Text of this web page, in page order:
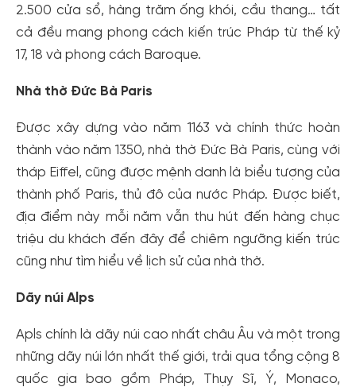
2.500 cửa sổ, hàng trăm ống khói, cầu thang… tất
cả đều mang phong cách kiến trúc Pháp từ thế kỷ
17, 18 và phong cách Baroque.
Nhà thờ Đức Bà Paris
Được xây dựng vào năm 1163 và chính thức hoàn
thành vào năm 1350, nhà thờ Đức Bà Paris, cùng với
tháp Eiffel, cũng được mệnh danh là biểu tượng của
thành phố Paris, thủ đô của nước Pháp. Được biết,
địa điểm này mỗi năm vẫn thu hút đến hàng chục
triệu du khách đến đây để chiêm ngưỡng kiến trúc
cũng như tìm hiểu về lịch sử của nhà thờ.
Dãy núi Alps
Apls chính là dãy núi cao nhất châu Âu và một trong
những dãy núi lớn nhất thế giới, trải qua tổng cộng 8
quốc gia bao gồm Pháp, Thụy Sĩ, Ý, Monaco,